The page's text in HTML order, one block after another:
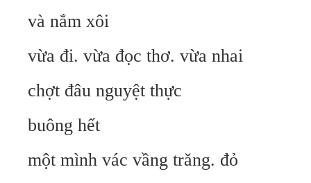
và nắm xôi
vừa đi. vừa đọc thơ. vừa nhai
chợt đâu nguyệt thực
buông hết
một mình vác vầng trăng. đỏ